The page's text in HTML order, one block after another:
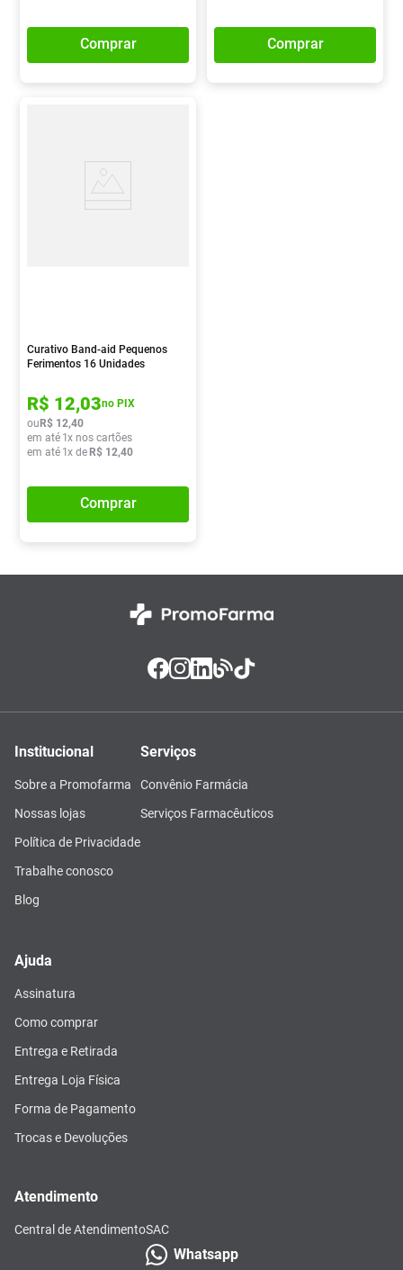
Comprar Comprar
Curativo Band-aid Pequenos
Ferimentos 16 Unidades
R$ 12,03no PIX
ouR$ 12,40
em até 1x nos cartões
em até 1x deR$ 12,40
Comprar
Institucional
Sobre a Promofarma
Nossas lojas
Política de Privacidade
Trabalhe conosco
Blog
Serviços
Convênio Farmácia
Serviços Farmacêuticos
Ajuda
Assinatura
Como comprar
Entrega e Retirada
Entrega Loja Física
Forma de Pagamento
Trocas e Devoluções
Atendimento
Central de AtendimentoSAC
Whatsapp